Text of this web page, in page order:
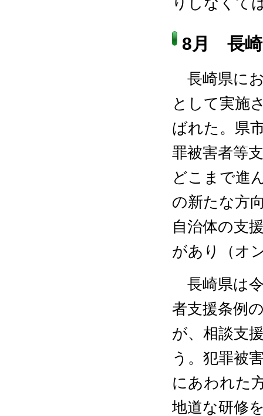
8月 長崎
長崎県に
として実施
ばれた。県
罪被害者等
どこまで進
の新たな方
自治体の支
があり（オ
長崎県は
者支援条例
が、相談支
う。犯罪被
にあわれた
地道な研修